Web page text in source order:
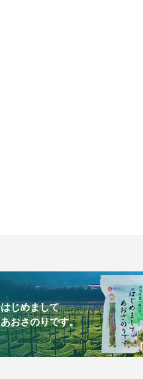
はじめまして
あおさのりです。